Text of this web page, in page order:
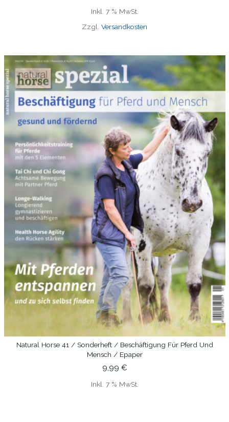
Inkl. 7 % MwSt.
Zzgl. Versandkosten
IN DEN WARENKORB
Natural Horse 41 / Sonderheft / Beschäftigung Für Pferd Und
Mensch / Epaper
9,99 €
Inkl. 7 % MwSt.